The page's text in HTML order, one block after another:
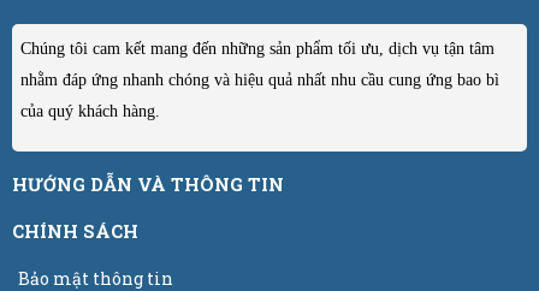
Chúng tôi cam kết mang đến những sản phẩm tối ưu, dịch vụ tận tâm
nhằm đáp ứng nhanh chóng và hiệu quả nhất nhu cầu cung ứng bao bì
của quý khách hàng.
HƯỚNG DẪN VÀ THÔNG TIN
CHÍNH SÁCH
Bảo mật thông tin